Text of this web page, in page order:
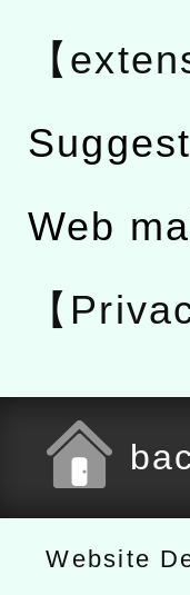
【
Web
【
Website